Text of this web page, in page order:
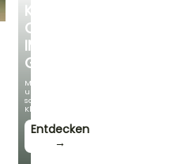
KÜHLE
OASE
IM
GARTEN
Mit
unseren
schönsten
Kletterpflanzen!
Entdecken
→